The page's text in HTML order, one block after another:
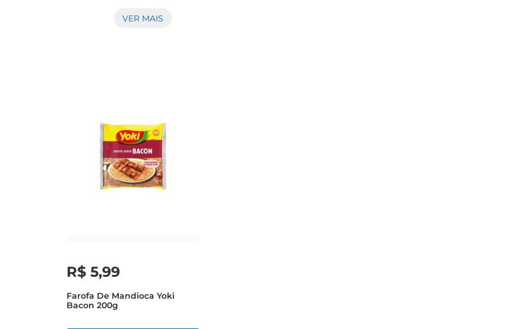
também saudável. É uma excelente fonte de carboidratos, proporcionando energia parao dia a dia.
VER MAIS
R$ 5,99
Farofa De Mandioca Yoki
Bacon 200g